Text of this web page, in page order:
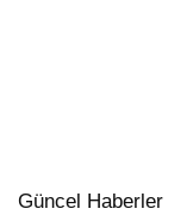
Güncel Haberler